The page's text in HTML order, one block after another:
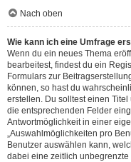
Nach oben
Wie kann ich eine Umfrage
Wenn du ein neues Thema
bearbeitest, findest du ein
Formulars zur
können, so hast du
erstellen. Du solltest einen
die entsprechenden Felder
Antwortmöglichkeit in einer
„Auswahlmöglichkeiten pro
Benutzer auswählen kann,
dabei eine zeitlich